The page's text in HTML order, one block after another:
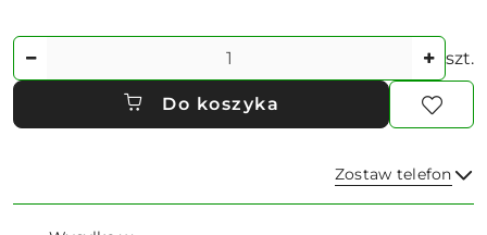
Ilość szt.
Do koszyka
Zostaw telefon